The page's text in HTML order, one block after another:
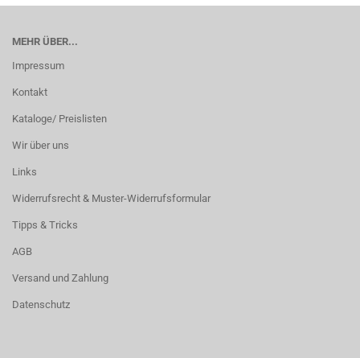
MEHR ÜBER...
Impressum
Kontakt
Kataloge/ Preislisten
Wir über uns
Links
Widerrufsrecht & Muster-Widerrufsformular
Tipps & Tricks
AGB
Versand und Zahlung
Datenschutz